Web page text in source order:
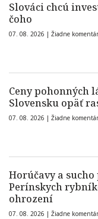
Slováci chcú
čoho
07. 08. 2026 | Žiadne
Ceny pohonných
Slovensku opäť
07. 08. 2026 | Žiadne
Horúčavy a
Perínskych
ohrození
07. 08. 2026 | Žiadne